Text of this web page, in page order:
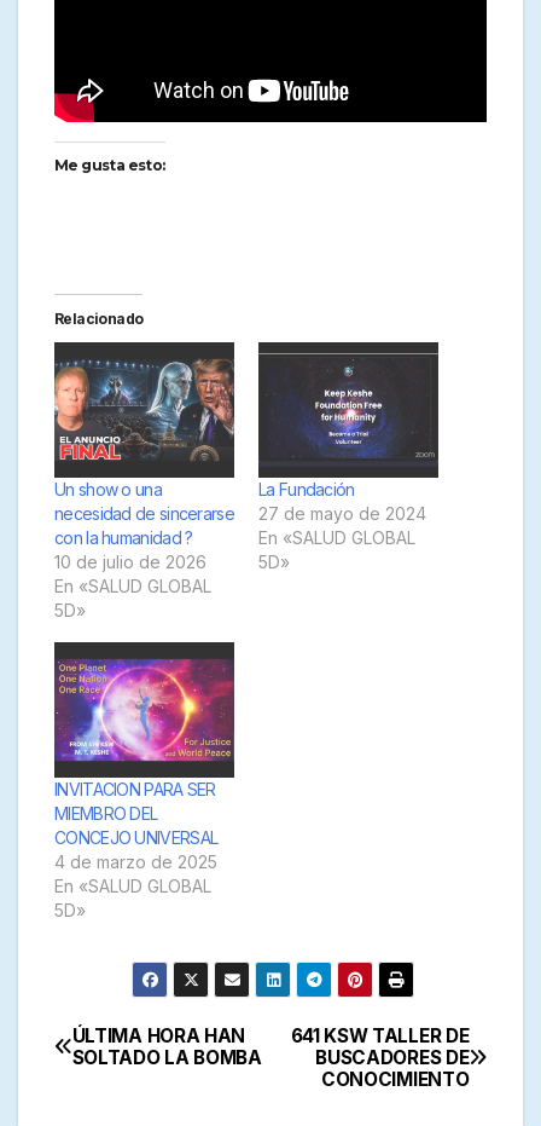
Me gusta esto:
Relacionado
Un show o una
necesidad de sincerarse
con la humanidad ?
10 de julio de 2026
En «SALUD GLOBAL
5D»
La Fundación
27 de mayo de 2024
En «SALUD GLOBAL
5D»
INVITACION PARA SER
MIEMBRO DEL
CONCEJO UNIVERSAL
4 de marzo de 2025
En «SALUD GLOBAL
5D»
Navegación
641 KSW TALLER DE
BUSCADORES DE
CONOCIMIENTO
ÚLTIMA HORA HAN
SOLTADO LA BOMBA